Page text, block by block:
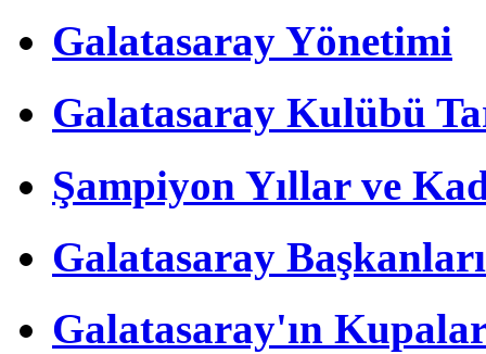
Galatasaray Yönetimi
Galatasaray Kulübü
Şampiyon Yıllar ve
Galatasaray Başkanları
Galatasaray'ın